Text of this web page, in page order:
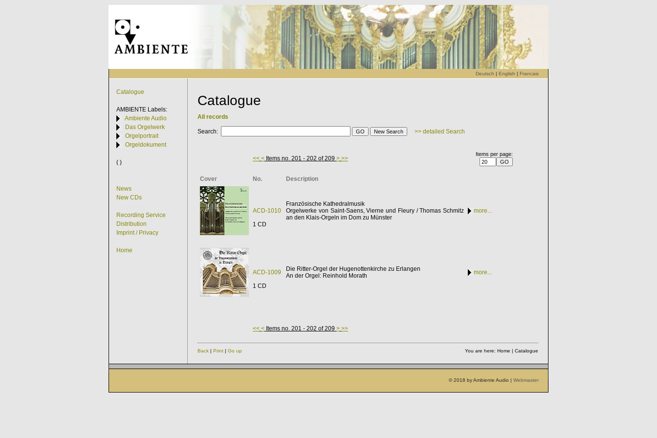
Deutsch | English | Francais
Catalogue
AMBIENTE Labels:
Ambiente Audio
Das Orgelwerk
Orgelportrait
Orgeldokument
( )
News
New CDs
Recording Service
Distribution
Imprint / Privacy
Home
Catalogue
All records
Search: >> detailed Search
<< < Items no. 201 - 202 of 209 > >>
Items per page:
Cover No. Description
ACD-1010
1 CD
Französische Kathedralmusik
Orgelwerke von Saint-Saens, Vierne und Fleury / Thomas Schmitz
an den Klais-Orgeln im Dom zu Münster
more...
ACD-1009
1 CD
Die Ritter-Orgel der Hugenottenkirche zu Erlangen
An der Orgel: Reinhold Morath
more...
<< < Items no. 201 - 202 of 209 > >>
Back | Print | Go up You are here: Home | Catalogue
© 2018 by Ambiente Audio | Webmaster